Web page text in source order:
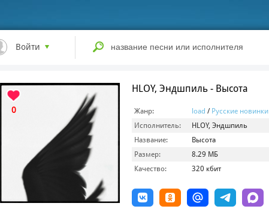
Войти
0
HLOY, Эндшпиль - Высота
Жанр: load / Русские новинки
Исполнитель:
HLOY, Эндшпиль
Название:
Высота
Размер:
8.29 МБ
Качество:
320 кбит